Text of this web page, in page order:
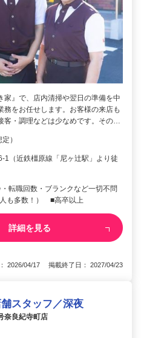
家』で、店内清掃や翌日の準備を中
務をお任せします。お客様の来店も
客・調理などは少なめです。その…
）
1（近鉄橿原線「尼ヶ辻駅」より徒
転職回数・ブランクなど一切不問
人も多数！） ■高卒以上
詳細を見る
2026/04/17 掲載終了日： 2027/04/23
スタッフ／深夜
奈良紀寺町店